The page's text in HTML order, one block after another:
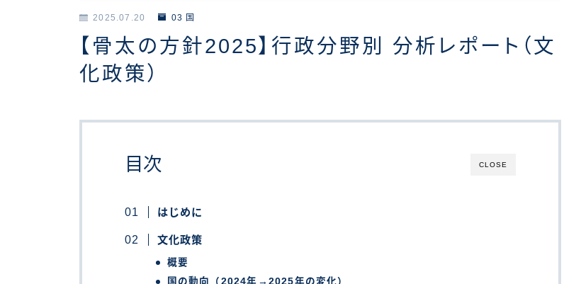
2025.07.20 03 国
【骨太の方針2025】行政分野別 分析レポート（文
化政策）
CLOSE
目次
はじめに
文化政策
概要
国の動向（2024年→2025年の変化）